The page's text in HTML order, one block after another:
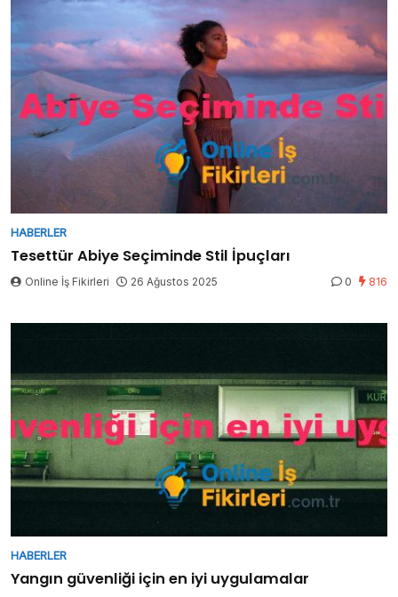
HABERLER
Tesettür Abiye Seçiminde Stil İpuçları
Online İş Fikirleri 26 Ağustos 2025 0 816
HABERLER
Yangın güvenliği için en iyi uygulamalar